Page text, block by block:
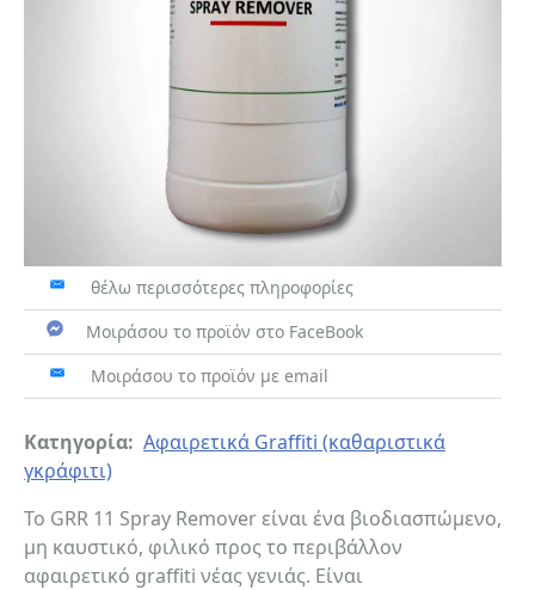
θέλω περισσότερες πληροφορίες
Μοιράσου το προϊόν στο FaceBook
Μοιράσου το προϊόν με email
Κατηγορία: Αφαιρετικά Graffiti (καθαριστικά
γκράφιτι)
Το GRR 11 Spray Remover είναι ένα βιοδιασπώμενο,
μη καυστικό, φιλικό προς το περιβάλλον
αφαιρετικό graffiti νέας γενιάς. Είναι